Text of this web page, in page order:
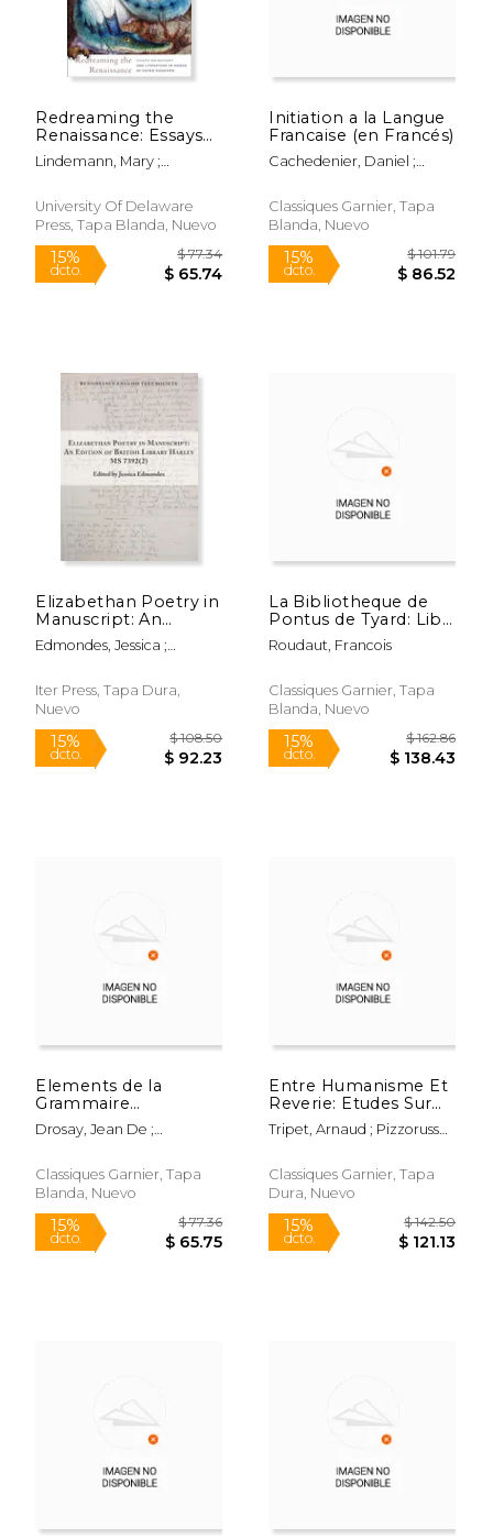
dcto. $ 56.86 dcto.
Redreaming the
Renaissance: Essays
on History and
Literature in Honor of
Inglés)
Lindemann, Mary ;
Douglas G.
University Of Delaware
Press, Tapa Blanda, Nuevo
15%
dcto. $ 65.74
Initiation a la Langue
Francaise (en Francés)
Cachedenier, Daniel ;
Jacquetin-Gaudet, Alberte
Classiques Garnier, Tapa
Blanda, Nuevo
15%
dcto. $
Elizabethan Poetry in
Manuscript: An
Edition of British
Library Harley MS
(en Inglés)
Edmondes, Jessica ;
Iter Press, Tapa Dura,
Nuevo
La Bibliotheque de
Pontus de Tyard: Libri
Qui Quidem Extant
(en Francés)
Roudaut, Francois
Classiques Garnier, Tapa
Blanda, Nuevo
Elements de la
Grammaire
Quadrilingue (1544-
1554) (en Francés)
Drosay, Jean De ;
Classiques Garnier, Tapa
Blanda, Nuevo
Entre Humanisme Et
Reverie: Etudes Sur
Les Litteratures
Francaise Et Italienne
Romantisme (en
Francés)
Tripet, Arnaud ; Pizzorusso,
Classiques Garnier, Tapa
Dura, Nuevo